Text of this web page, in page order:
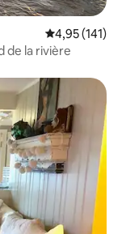
Évaluation
4,95 (141)
de la rivière